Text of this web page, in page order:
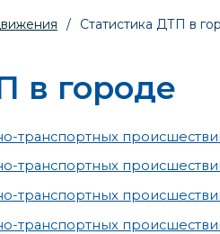
/ Статистика ДТП в
в городе
транспортных